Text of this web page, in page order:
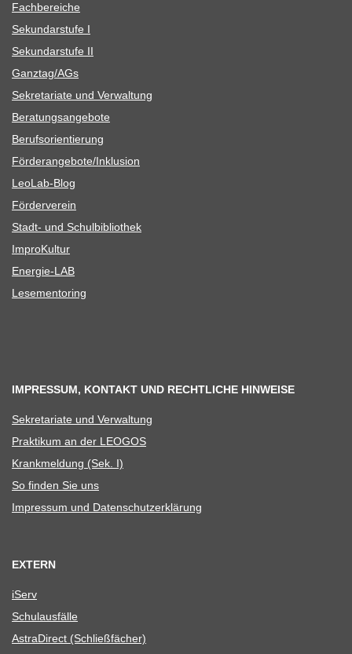
Fach­be­rei­che
Sekun­dar­stufe I
Sekun­dar­stufe II
Ganztag/​​AGs
Sekre­ta­riate und Verwaltung
Bera­tungs­an­ge­bote
Berufs­ori­en­tie­rung
Förderangebote/​​Inklusion
Leo­Lab-Blog
För­der­ver­ein
Stadt- und Schulbibliothek
Impro­Kul­tur
Ener­­gie-LAB
Lese­men­to­ring
IMPRESSUM, KONTAKT UND RECHTLICHE HINWEISE
Sekre­ta­riate und Verwaltung
Prak­ti­kum an der LEOGOS
Krank­mel­dung (Sek. I)
So fin­den Sie uns
Impres­sum und Datenschutzerklärung
EXTERN
iServ
Schul­aus­fälle
Astra­Di­rect (Schließ­fä­cher)